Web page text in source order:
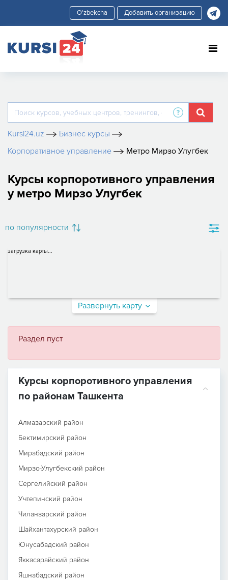
Добавить организацию
Kursi24.uz
Бизнес курсы
Корпоративное управление
Метро Мирзо Улугбек
Курсы корпоротивного управления
у метро Мирзо Улугбек
по популярности
загрузка карты...
Развернуть карту
Раздел пуст
Курсы корпоротивного управления
по районам Ташкента
Алмазарский район
Бектимирский район
Мирабадский район
Мирзо-Улугбекский район
Сергелийский район
Учтепинский район
Чиланзарский район
Шайхантахурский район
Юнусабадский район
Яккасарайский район
Яшнабадский район